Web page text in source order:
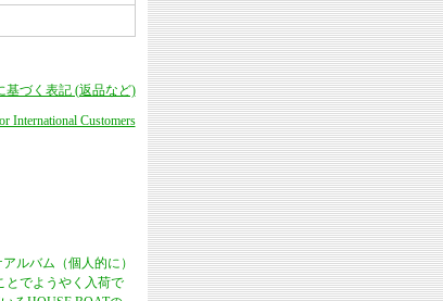
基づく表記 (返品など)
International Customers
ルバム（個人的に）
とでようやく入荷で